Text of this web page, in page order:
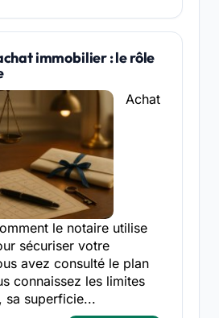
immobilier : le rôle
Achat
le notaire utilise
sécuriser votre
avez consulté le plan
connaissez les limites
sa superficie...